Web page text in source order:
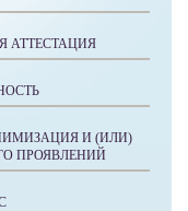
АТТЕСТАЦИЯ
И (ИЛИ)
ПРОЯВЛЕНИЙ